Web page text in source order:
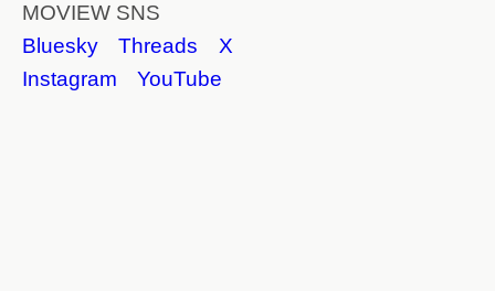
MOVIEW SNS
Bluesky
Threads
X
Instagram
YouTube